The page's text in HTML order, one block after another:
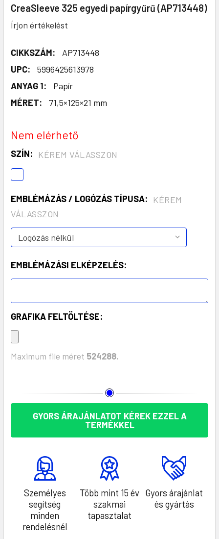
CreaSleeve 325 egyedi papírgyűrű (AP713448)
Írjon értékelést
CIKKSZÁM:
AP713448
UPC:
5996425613978
ANYAG 1:
Papír
MÉRET:
71,5×125×21 mm
Nem elérhető
SZÍN: KÉREM VÁLASSZON
EMBLÉMÁZÁS / LOGÓZÁS TÍPUSA:
KÉREM
VÁLASSZON
EMBLÉMÁZÁSI ELKÉPZELÉS:
GRAFIKA FELTÖLTÉSE:
Maximum file méret 524288,
GYORS ÁRAJÁNLATOT KÉREK EZZEL A
TERMÉKKEL
Személyes
segítség
minden
rendelésnél
Több mint 15 év
szakmai
tapasztalat
Gyors árajánlat
és gyártás